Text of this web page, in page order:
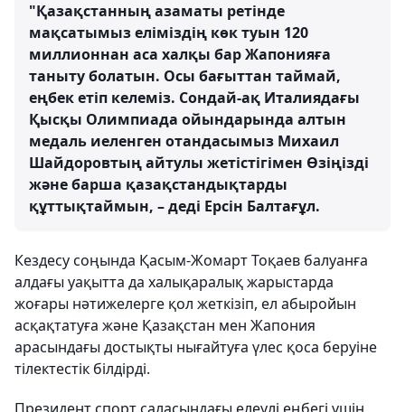
"Қазақстанның азаматы ретінде
мақсатымыз еліміздің көк туын 120
миллионнан аса халқы бар Жапонияға
таныту болатын. Осы бағыттан таймай,
еңбек етіп келеміз. Сондай-ақ Италиядағы
Қысқы Олимпиада ойындарында алтын
медаль иеленген отандасымыз Михаил
Шайдоровтың айтулы жетістігімен Өзіңізді
және барша қазақстандықтарды
құттықтаймын, – деді Ерсін Балтағұл.
Кездесу соңында Қасым-Жомарт Тоқаев балуанға
алдағы уақытта да халықаралық жарыстарда
жоғары нәтижелерге қол жеткізіп, ел абыройын
асқақтатуға және Қазақстан мен Жапония
арасындағы достықты нығайтуға үлес қоса беруіне
тілектестік білдірді.